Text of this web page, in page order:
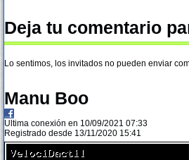
Deja tu comentario
Lo sentimos, los invitados no pueden enviar
Manu Boo
Ultima conexión en 10/09/2021 07:33
Registrado desde 13/11/2020 15:41